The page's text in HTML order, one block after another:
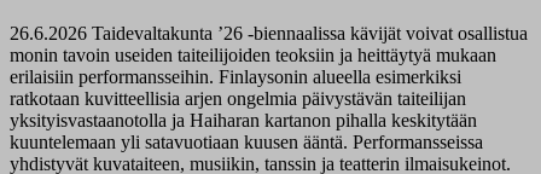
26.6.2026 Taidevaltakunta ’26 -biennaalissa kävijät voivat osallistua
monin tavoin useiden taiteilijoiden teoksiin ja heittäytyä mukaan
erilaisiin performansseihin. Finlaysonin alueella esimerkiksi
ratkotaan kuvitteellisia arjen ongelmia päivystävän taiteilijan
yksityisvastaanotolla ja Haiharan kartanon pihalla keskitytään
kuuntelemaan yli satavuotiaan kuusen ääntä. Performansseissa
yhdistyvät kuvataiteen, musiikin, tanssin ja teatterin ilmaisukeinot.